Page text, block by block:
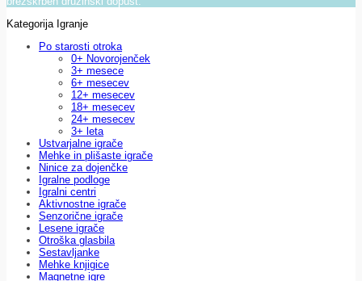
Kategorija Igranje
Po starosti otroka
0+ Novorojenček
3+ mesece
6+ mesecev
12+ mesecev
18+ mesecev
24+ mesecev
3+ leta
Ustvarjalne igrače
Mehke in plišaste igrače
Ninice za dojenčke
Igralne podloge
Igralni centri
Aktivnostne igrače
Senzorične igrače
Lesene igrače
Otroška glasbila
Sestavljanke
Mehke knjigice
Magnetne igre